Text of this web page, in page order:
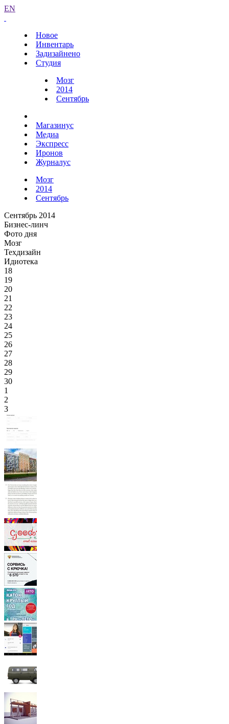
EN
Новое
Инвентарь
Задизайнено
Студия
Мозг
2014
Сентябрь
Магазинус
Медиа
Экспресс
Иронов
Журналус
Мозг
2014
Сентябрь
Сентябрь 2014
Бизнес-линч
Фото дня
Мозг
Техдизайн
Идиотека
18
19
20
21
22
23
24
25
26
27
28
29
30
1
2
3